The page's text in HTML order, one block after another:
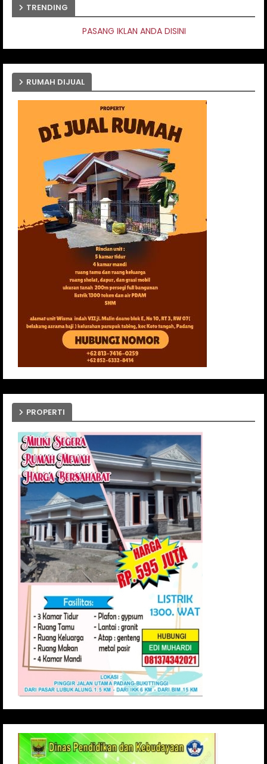
TRENDING
RUMAH DIJUAL
PROPERTI